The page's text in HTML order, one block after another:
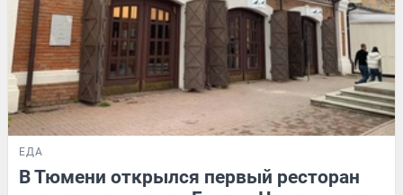
ЕДА
В Тюмени открылся первый ресторан